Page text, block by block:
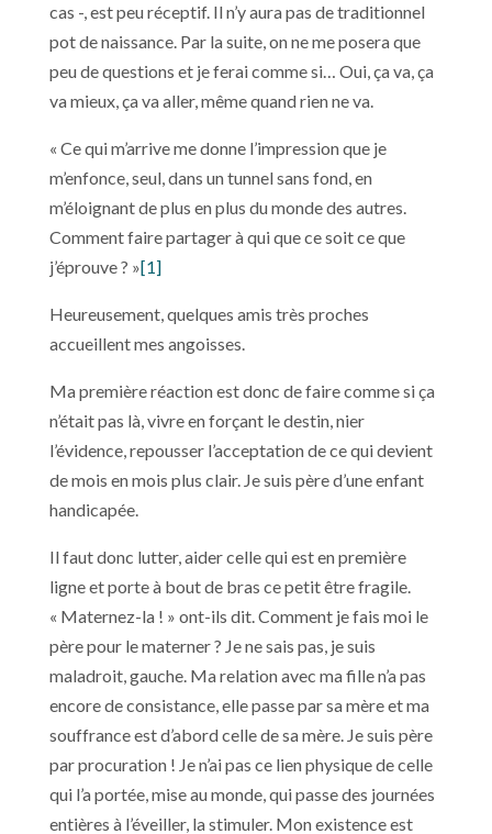
cas -, est peu réceptif. Il n’y aura pas de traditionnel
pot de naissance. Par la suite, on ne me posera que
peu de questions et je ferai comme si… Oui, ça va, ça
va mieux, ça va aller, même quand rien ne va.
« Ce qui m’arrive me donne l’impression que je
m’enfonce, seul, dans un tunnel sans fond, en
m’éloignant de plus en plus du monde des autres.
Comment faire partager à qui que ce soit ce que
j’éprouve ? »[1]
Heureusement, quelques amis très proches
accueillent mes angoisses.
Ma première réaction est donc de faire comme si ça
n’était pas là, vivre en forçant le destin, nier
l’évidence, repousser l’acceptation de ce qui devient
de mois en mois plus clair. Je suis père d’une enfant
handicapée.
Il faut donc lutter, aider celle qui est en première
ligne et porte à bout de bras ce petit être fragile.
« Maternez-la ! » ont-ils dit. Comment je fais moi le
père pour le materner ? Je ne sais pas, je suis
maladroit, gauche. Ma relation avec ma fille n’a pas
encore de consistance, elle passe par sa mère et ma
souffrance est d’abord celle de sa mère. Je suis père
par procuration ! Je n’ai pas ce lien physique de celle
qui l’a portée, mise au monde, qui passe des journées
entières à l’éveiller, la stimuler. Mon existence est